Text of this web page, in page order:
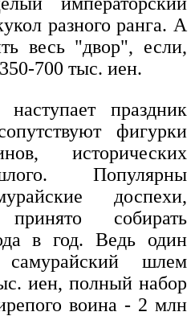
разного ранга. А
весь "двор", если,
700 тыс. иен.
праздник
фигурки
исторических
Популярны
доспехи,
собирать
в год. Ведь один
шлем
иен, полный набор
воина - 2 млн